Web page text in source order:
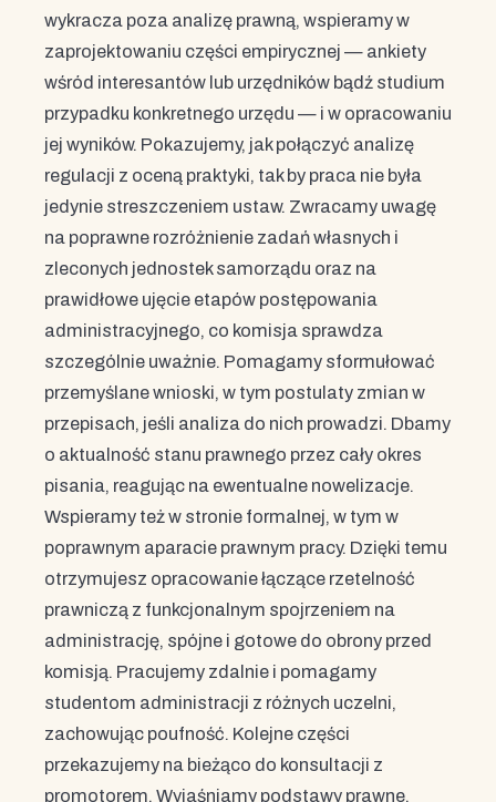
wykracza poza analizę prawną, wspieramy w
zaprojektowaniu części empirycznej — ankiety
wśród interesantów lub urzędników bądź studium
przypadku konkretnego urzędu — i w opracowaniu
jej wyników. Pokazujemy, jak połączyć analizę
regulacji z oceną praktyki, tak by praca nie była
jedynie streszczeniem ustaw. Zwracamy uwagę
na poprawne rozróżnienie zadań własnych i
zleconych jednostek samorządu oraz na
prawidłowe ujęcie etapów postępowania
administracyjnego, co komisja sprawdza
szczególnie uważnie. Pomagamy sformułować
przemyślane wnioski, w tym postulaty zmian w
przepisach, jeśli analiza do nich prowadzi. Dbamy
o aktualność stanu prawnego przez cały okres
pisania, reagując na ewentualne nowelizacje.
Wspieramy też w stronie formalnej, w tym w
poprawnym aparacie prawnym pracy. Dzięki temu
otrzymujesz opracowanie łączące rzetelność
prawniczą z funkcjonalnym spojrzeniem na
administrację, spójne i gotowe do obrony przed
komisją. Pracujemy zdalnie i pomagamy
studentom administracji z różnych uczelni,
zachowując poufność. Kolejne części
przekazujemy na bieżąco do konsultacji z
promotorem. Wyjaśniamy podstawy prawne,